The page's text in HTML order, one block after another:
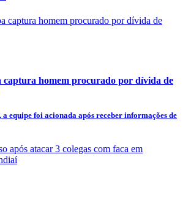
captura homem procurado por dívida de
equipe foi acionada após receber informações de